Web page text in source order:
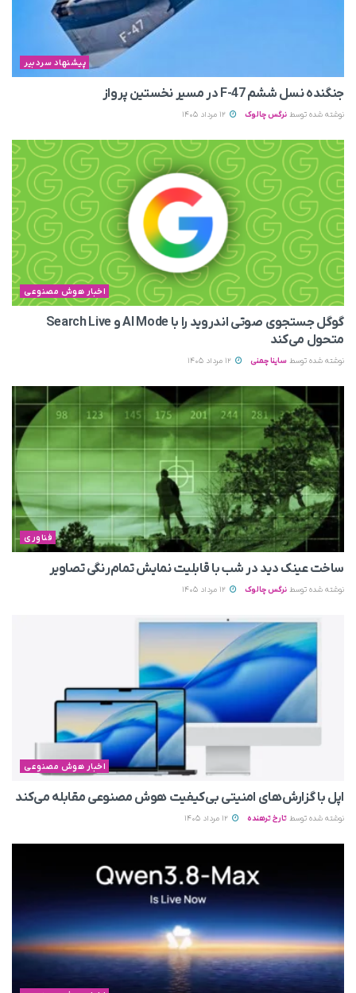
پیشنهاد سردبیر
جنگنده نسل ششم F-47 در مسیر نخستین پرواز
نوشته شده توسط نرگس چالوک
اخبار هوش مصنوعی
گوگل جستجوی صوتی اندروید را با AI Mode و Search Live
متحول می‌کند
نوشته شده توسط ساینا چمنی
فناوری
ساخت عینک دید در شب با قابلیت نمایش تمام‌رنگی تصاویر
نوشته شده توسط نرگس چالوک
اخبار هوش مصنوعی
اپل با گزارش‌های امنیتی بی‌کیفیت هوش مصنوعی مقابله می‌کند
نوشته شده توسط تارخ ترهنده